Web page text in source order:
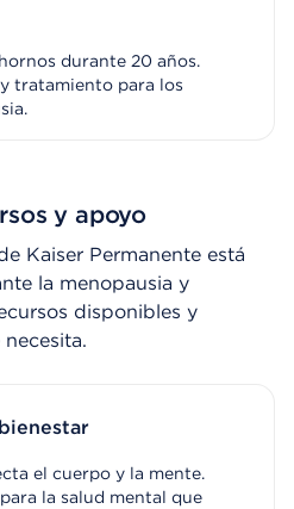
durante 20 años.
tratamiento para los
y apoyo
Kaiser Permanente está
la menopausia y
disponibles y
el cuerpo y la mente.
la salud mental que